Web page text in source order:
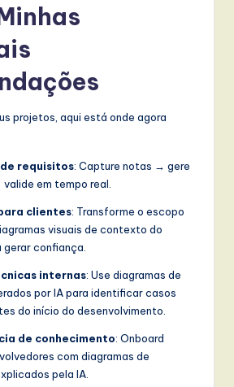
projetos, aqui está onde agora
requisitos: Capture notas → gere
em tempo real.
clientes: Transforme o escopo
visuais de contexto do
confiança.
internas: Use diagramas de
por IA para identificar casos
do início do desenvolvimento.
de conhecimento: Onboard
com diagramas de
pela IA.